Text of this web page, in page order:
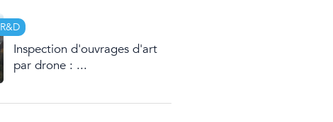
R&D
Inspection d'ouvrages d'art
par drone : ...